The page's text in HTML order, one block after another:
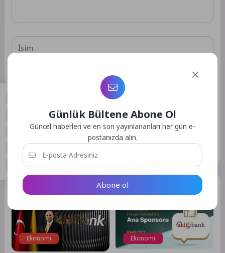
Daha sonraki yorumlarımda kullanılması için adım, e-posta
adresim ve site adresim bu tarayıcıya kaydedilsin.
GÖNDER
Benzer Yazılar
Ekonomi Ekonomi
Günlük Bültene Abone Ol
Güncel haberleri ve en son yayınlananları her gün e-
postanızda alın.
Abone ol